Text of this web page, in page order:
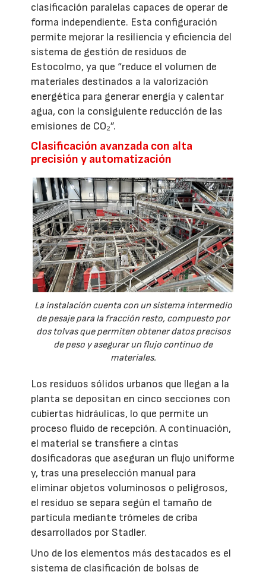
clasificación paralelas capaces de operar de
forma independiente. Esta configuración
permite mejorar la resiliencia y eficiencia del
sistema de gestión de residuos de
Estocolmo, ya que “reduce el volumen de
materiales destinados a la valorización
energética para generar energía y calentar
agua, con la consiguiente reducción de las
emisiones de CO₂”.
Clasificación avanzada con alta
precisión y automatización
La instalación cuenta con un sistema intermedio
de pesaje para la fracción resto, compuesto por
dos tolvas que permiten obtener datos precisos
de peso y asegurar un flujo continuo de
materiales.
Los residuos sólidos urbanos que llegan a la
planta se depositan en cinco secciones con
cubiertas hidráulicas, lo que permite un
proceso fluido de recepción. A continuación,
el material se transfiere a cintas
dosificadoras que aseguran un flujo uniforme
y, tras una preselección manual para
eliminar objetos voluminosos o peligrosos,
el residuo se separa según el tamaño de
partícula mediante trómeles de criba
desarrollados por Stadler.
Uno de los elementos más destacados es el
sistema de clasificación de bolsas de